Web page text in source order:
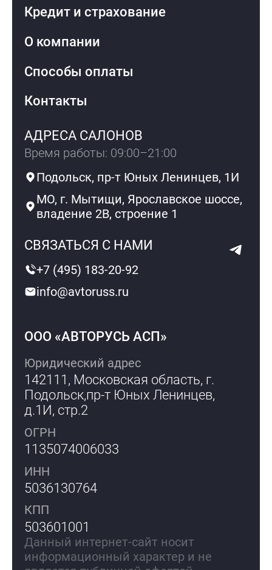
Кредит и страхование
О компании
Способы оплаты
Контакты
АДРЕСА САЛОНОВ
Время работы: 09:00–21:00
Подольск, пр-т Юных Ленинцев, 1И
МО, г. Мытищи, Ярославское шоссе,
владение 2В, строение 1
СВЯЗАТЬСЯ С НАМИ
+7 (495) 183-20-92
info@avtoruss.ru
ООО «АВТОРУСЬ АСП»
Юридический адрес
142111, Московская область, г.
Подольск,пр-т Юных Ленинцев,
д.1И, стр.2
ОГРН
1135074006033
ИНН
5036130764
КПП
503601001
Данный интернет-сайт носит
информационный характер и не